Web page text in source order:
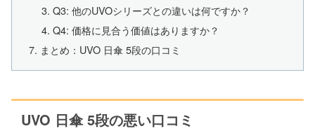
Q3: 他のUVOシリーズとの違いは何ですか？
Q4: 価格に見合う価値はありますか？
まとめ：UVO 日傘 5段の口コミ
UVO 日傘 5段の悪い口コミ